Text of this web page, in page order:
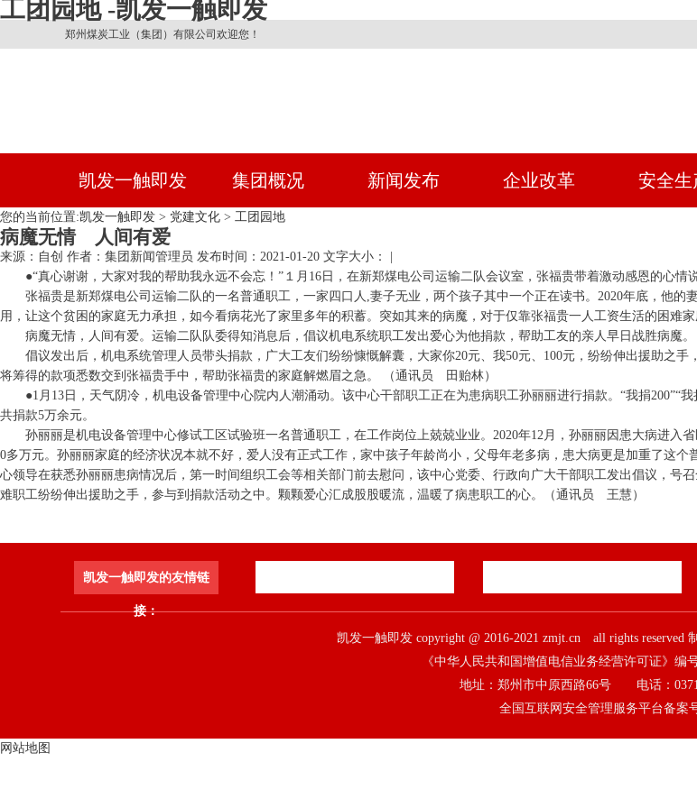
工团园地 -凯发一触即发
郑州煤炭工业（集团）有限公司欢迎您！
凯发一触即发 集团概况 新闻发布 企业改革 安全生
您的当前位置:凯发一触即发 > 党建文化 > 工团园地
病魔无情 人间有爱
来源：自创 作者：集团新闻管理员 发布时间：2021-01-20 文字大小： |
●“真心谢谢，大家对我的帮助我永远不会忘！”１月16日，在新郑煤电公司运输二队会议室，张福贵带着激动感恩的心情说
张福贵是新郑煤电公司运输二队的一名普通职工，一家四口人,妻子无业，两个孩子其中一个正在读书。2020年底，他
用，让这个贫困的家庭无力承担，如今看病花光了家里多年的积蓄。突如其来的病魔，对于仅靠张福贵一人工资生活的困难家
病魔无情，人间有爱。运输二队队委得知消息后，倡议机电系统职工发出爱心为他捐款，帮助工友的亲人早日战胜病魔。
倡议发出后，机电系统管理人员带头捐款，广大工友们纷纷慷慨解囊，大家你20元、我50元、100元，纷纷伸出援助之
将筹得的款项悉数交到张福贵手中，帮助张福贵的家庭解燃眉之急。
（通讯员 田贻林）
●1月13日，天气阴冷，机电设备管理中心院内人潮涌动。该中心干部职工正在为患病职工孙丽丽进行捐款。“我捐
共捐款5万余元。
孙丽丽是机电设备管理中心修试工区试验班一名普通职工，在工作岗位上兢兢业业。2020年12月，孙丽丽因患大病进
0多万元。孙丽丽家庭的经济状况本就不好，爱人没有正式工作，家中孩子年龄尚小，父母年老多病，患大病更是加重了这
心领导在获悉孙丽丽患病情况后，第一时间组织工会等相关部门前去慰问，该中心党委、行政向广大干部职工发出倡议，号
难职工纷纷伸出援助之手，参与到捐款活动之中。颗颗爱心汇成股股暖流，温暖了病患职工的心。
（通讯员 王慧）
凯发一触即发的友情链
接：
凯发一触即发 copyright @ 2016-2021 zmjt.cn all rights reserved
《中华人民共和国增值电信业务经营许可证》编
地址：郑州市中原西路66号 电话：
全国互联网安全管理服务平台备案
网站地图